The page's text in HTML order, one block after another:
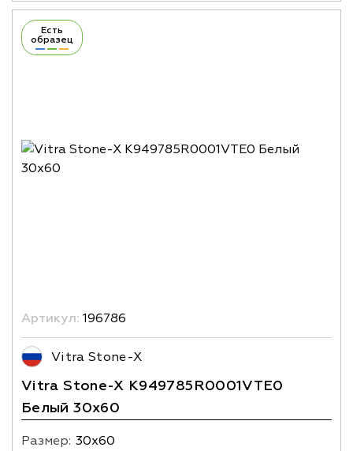
Есть
образец
Артикул: 196786
Vitra Stone-X
Vitra Stone-X K949785R0001VTE0
Белый 30x60
Размер: 30х60